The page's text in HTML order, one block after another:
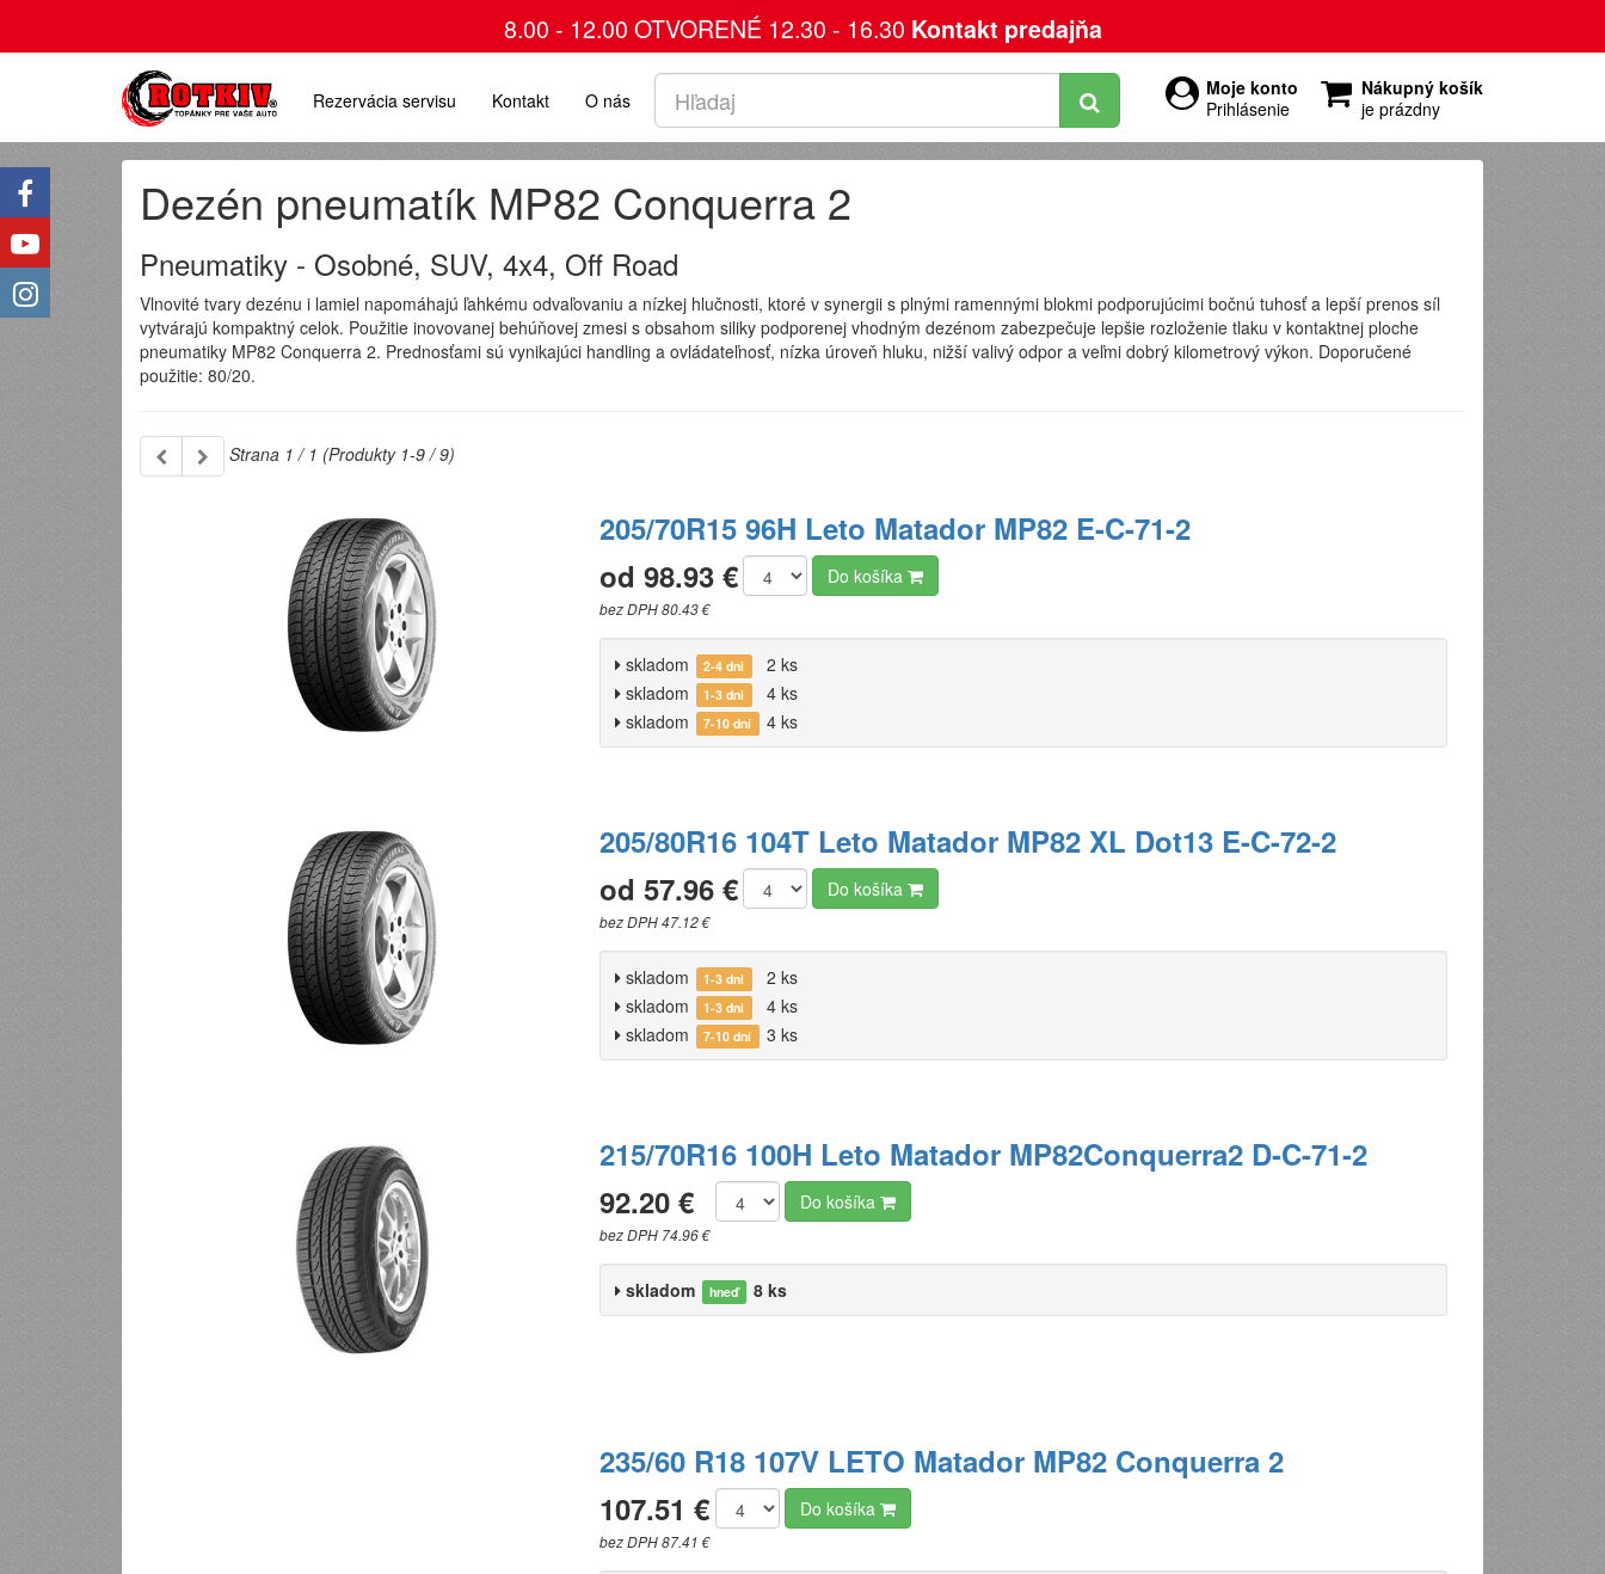
8.00 - 12.00 OTVORENÉ 12.30 - 16.30 Kontakt predajňa
Moje konto
Prihlásenie
Nákupný košík
je prázdny
Rezervácia servisu Kontakt O nás
Dezén pneumatík MP82 Conquerra 2
Pneumatiky - Osobné, SUV, 4x4, Off Road
Vlnovité tvary dezénu i lamiel napomáhajú ľahkému odvaľovaniu a nízkej hlučnosti, ktoré v synergii s plnými ramennými blokmi podporujúcimi bočnú tuhosť a lepší prenos síl
vytvárajú kompaktný celok. Použitie inovovanej behúňovej zmesi s obsahom siliky podporenej vhodným dezénom zabezpečuje lepšie rozloženie tlaku v kontaktnej ploche
pneumatiky MP82 Conquerra 2. Prednosťami sú vynikajúci handling a ovládateľnosť, nízka úroveň hluku, nižší valivý odpor a veľmi dobrý kilometrový výkon. Doporučené
použitie: 80/20.
Strana 1 / 1 (Produkty 1-9 / 9)
205/70R15 96H Leto Matador MP82 E-C-71-2
od 98.93 €
bez DPH 80.43 €
Do košíka
skladom 2-4 dni
2 ks
skladom
1-3 dni
4 ks
skladom
7-10 dní 4 ks
205/80R16 104T Leto Matador MP82 XL Dot13 E-C-72-2
od 57.96 €
bez DPH 47.12 €
Do košíka
skladom 1-3 dni
2 ks
skladom
1-3 dni
4 ks
skladom
7-10 dní 3 ks
215/70R16 100H Leto Matador MP82Conquerra2 D-C-71-2
92.20 €
bez DPH 74.96 €
Do košíka
skladom hneď 8 ks
235/60 R18 107V LETO Matador MP82 Conquerra 2
107.51 €
bez DPH 87.41 €
Do košíka